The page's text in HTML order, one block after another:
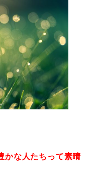
かな人たちって素晴